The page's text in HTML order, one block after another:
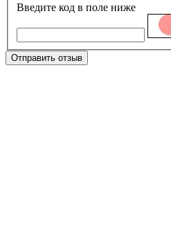
Введите код в поле ниже
Отправить отзыв